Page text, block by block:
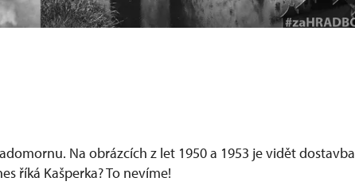
Na obrázcích z let 1950 a 1953 je vidět dostavba
říká Kašperka? To nevíme!